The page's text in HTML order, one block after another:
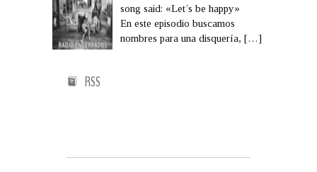
song said: «Let’s be happy»
En este episodio buscamos
nombres para una disquería,[…]
RSS